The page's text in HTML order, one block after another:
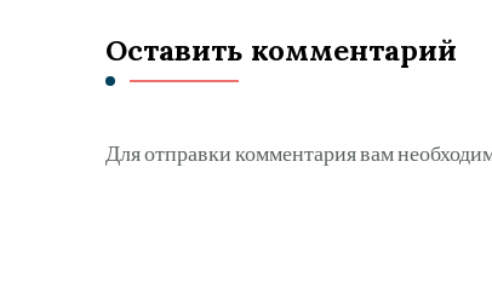
Оставить комментарий
Для отправки комментария вам